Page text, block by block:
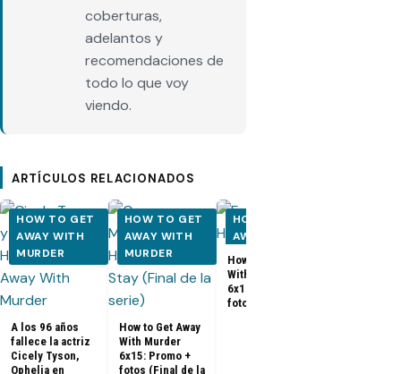
coberturas,
adelantos y
recomendaciones de
todo lo que voy
viendo.
ARTÍCULOS RELACIONADOS
HOW TO GET
AWAY WITH
MURDER
A los 96 años
fallece la actriz
Cicely Tyson,
Ophelia en
HOW TO GET
AWAY WITH
MURDER
How to Get Away
With Murder
6x15: Promo +
fotos (Final de la
HOW TO GET
AWAY WITH
MURDER
How to Get Away
With Murder
6x14: Promo,
fotos y sinopsis